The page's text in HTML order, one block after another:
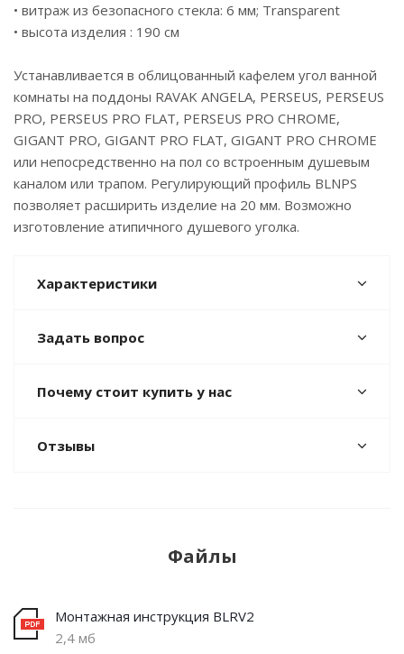
• витраж из безопасного стекла: 6 мм; Transparent
• высота изделия : 190 см
Устанавливается в облицованный кафелем угол ванной
комнаты на поддоны RAVAK ANGELA, PERSEUS, PERSEUS
PRO, PERSEUS PRO FLAT, PERSEUS PRO CHROME,
GIGANT PRO, GIGANT PRO FLAT, GIGANT PRO CHROME
или непосредственно на пол со встроенным душевым
каналом или трапом. Регулирующий профиль BLNPS
позволяет расширить изделие на 20 мм. Возможно
изготовление атипичного душевого уголка.
Характеристики
Задать вопрос
Почему стоит купить у нас
Отзывы
Файлы
Монтажная инструкция BLRV2
2,4 мб